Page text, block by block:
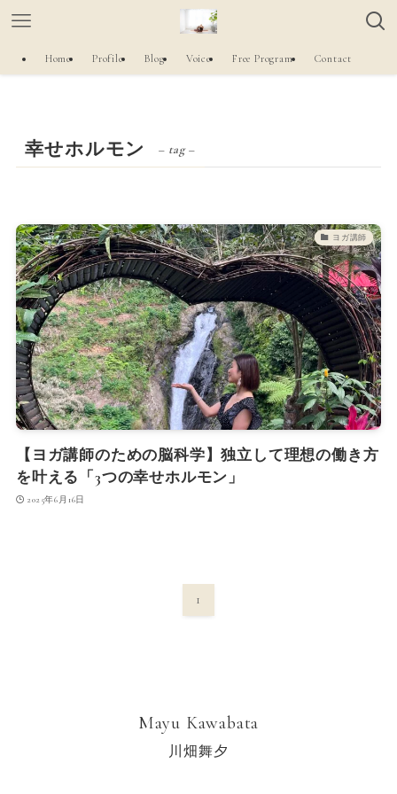
Home Profile Blog Voice Free Program Contact
幸せホルモン – tag –
ヨガ講師
【ヨガ講師のための脳科学】独立して理想の働き方
を叶える「3つの幸せホルモン」
2025年6月16日
1
Mayu Kawabata
川畑舞夕